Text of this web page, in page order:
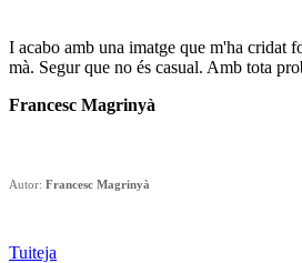
I acabo amb una imatge que m'ha cridat
mà. Segur que no és casual. Amb tota
Francesc Magrinyà
Autor: Francesc Magrinyà
Tuiteja